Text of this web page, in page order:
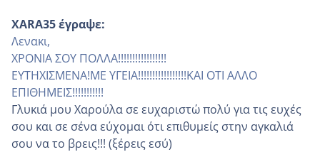
XARA35 έγραψε:
Λενακι,
ΧΡΟΝΙΑ ΣΟΥ ΠΟΛΛΑ!!!!!!!!!!!!!!!!!
ΕΥΤΗΧΙΣΜΕΝΑ!ΜΕ ΥΓΕΙΑ!!!!!!!!!!!!!!!!!ΚΑΙ ΟΤΙ ΑΛΛΟ
ΕΠΙΘΗΜΕΙΣ!!!!!!!!!!!
Γλυκιά μου Χαρούλα σε ευχαριστώ πολύ για τις ευχές
σου και σε σένα εύχομαι ότι επιθυμείς στην αγκαλιά
σου να το βρεις!!! (ξέρεις εσύ)